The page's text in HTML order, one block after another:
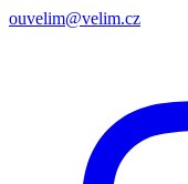
ouvelim@velim.cz